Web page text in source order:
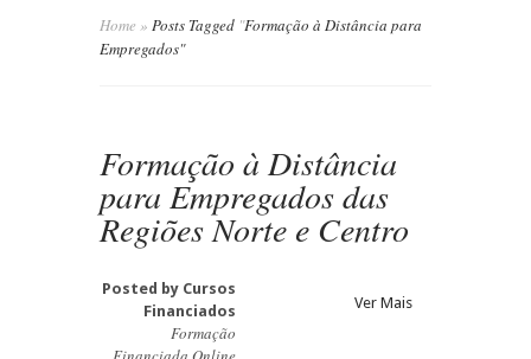
Home » Posts Tagged "Formação à Distância para
Empregados"
Formação à Distância
para Empregados das
Regiões Norte e Centro
Posted by Cursos
Financiados
Formação
Ver Mais